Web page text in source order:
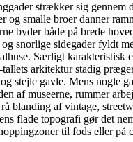
strækker sig gennem
og smalle broer danner
byder både på brede
snorlige sidegader fyldt
Særligt karakteristisk
arkitektur stadig
stejle gavle. Mens nogle
af museerne, rummer
blanding af vintage,
flade topografi gør det
til fods eller på